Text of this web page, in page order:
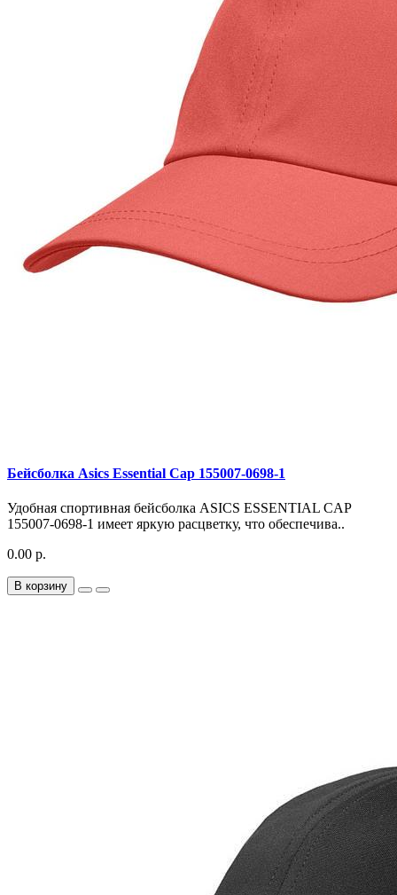
Бейсболка Asics Essential Cap 155007-0698-1
Удобная спортивная бейсболка ASICS ESSENTIAL CAP
155007-0698-1 имеет яркую расцветку, что обеспечива..
0.00 р.
В корзину